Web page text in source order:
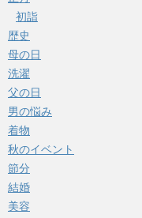
初詣
歴史
母の日
洗濯
父の日
男の悩み
着物
秋のイベント
節分
結婚
美容